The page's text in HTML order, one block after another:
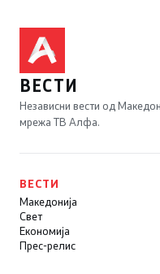
ВЕСТИ
Независни вести од
мрежа ТВ Алфа.
ВЕСТИ
Македонија
Свет
Економија
Прес-релис